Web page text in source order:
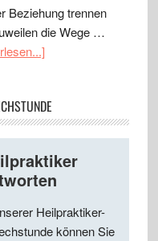
Beziehung trennen
die Wege …
Heilpraktiker-
können Sie